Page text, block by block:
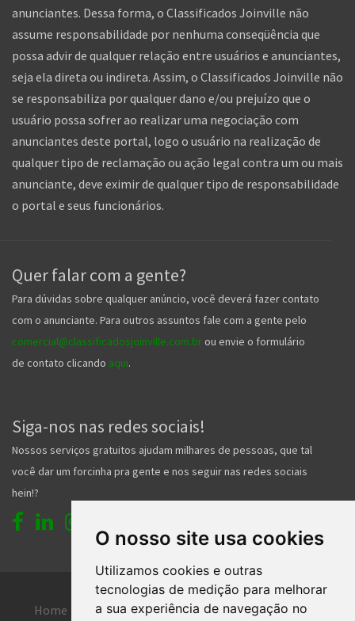
O nosso site usa cookies
Utilizamos cookies e outras
tecnologias de medição para melhorar
a sua experiência de navegação no
anunciantes. Dessa forma, o Classificados Joinville não
assume responsabilidade por nenhuma conseqüência que
possa advir de qualquer relação entre usuários e anunciantes,
seja ela direta ou indireta. Assim, o Classificados Joinville não
se responsabiliza por qualquer dano e/ou prejuízo que o
usuário possa sofrer ao realizar uma negociação com
anunciantes deste portal, logo o usuário na realização de
qualquer tipo de reclamação ou ação legal contra um ou mais
anunciante, deve eximir de qualquer tipo de responsabilidade
o portal e seus funcionários.
Quer falar com a gente?
Para dúvidas sobre qualquer anúncio, você deverá fazer contato
com o anunciante. Para outros assuntos fale com a gente pelo
comercial@classificadosjoinville.com.br ou envie o formulário
de contato clicando aqui.
Siga-nos nas redes sociais!
Nossos serviços gratuitos ajudam milhares de pessoas, que tal
você dar um forcinha pra gente e nos seguir nas redes sociais
hein!?
Home Entrar Faça seu cadastro